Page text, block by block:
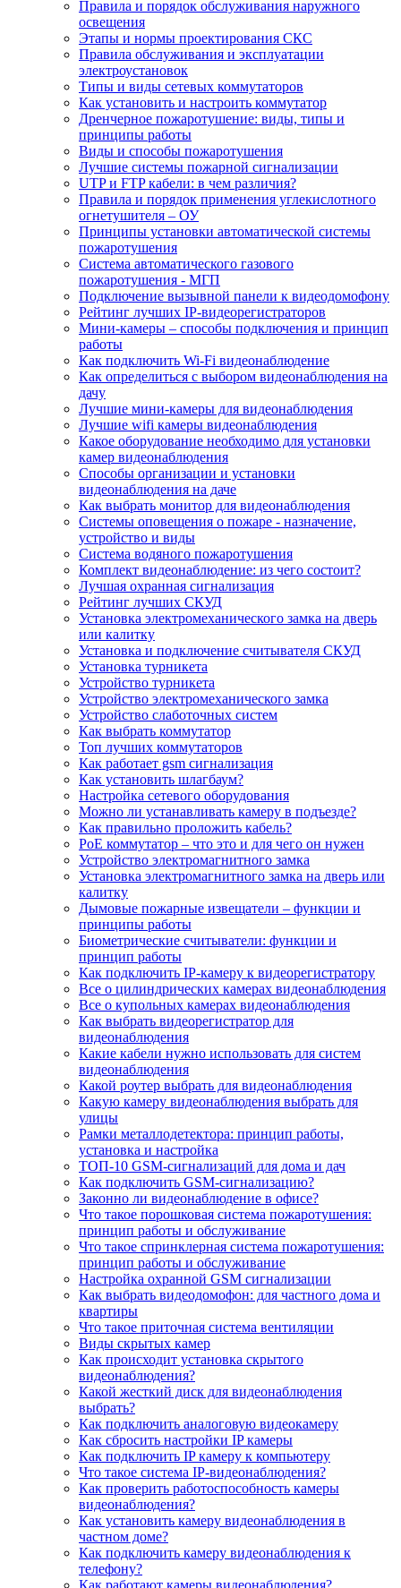
Правила и порядок обслуживания наружного
освещения
Этапы и нормы проектирования СКС
Правила обслуживания и эксплуатации
электроустановок
Типы и виды сетевых коммутаторов
Как установить и настроить коммутатор
Дренчерное пожаротушение: виды, типы и
принципы работы
Виды и способы пожаротушения
Лучшие системы пожарной сигнализации
UTP и FTP кабели: в чем различия?
Правила и порядок применения углекислотного
огнетушителя – ОУ
Принципы установки автоматической системы
пожаротушения
Система автоматического газового
пожаротушения - МГП
Подключение вызывной панели к видеодомофону
Рейтинг лучших IP-видеорегистраторов
Мини-камеры – способы подключения и принцип
работы
Как подключить Wi-Fi видеонаблюдение
Как определиться с выбором видеонаблюдения на
дачу
Лучшие мини-камеры для видеонаблюдения
Лучшие wifi камеры видеонаблюдения
Какое оборудование необходимо для установки
камер видеонаблюдения
Способы организации и установки
видеонаблюдения на даче
Как выбрать монитор для видеонаблюдения
Системы оповещения о пожаре - назначение,
устройство и виды
Система водяного пожаротушения
Комплект видеонаблюдение: из чего состоит?
Лучшая охранная сигнализация
Рейтинг лучших СКУД
Установка электромеханического замка на дверь
или калитку
Установка и подключение считывателя СКУД
Установка турникета
Устройство турникета
Устройство электромеханического замка
Устройство слаботочных систем
Как выбрать коммутатор
Топ лучших коммутаторов
Как работает gsm сигнализация
Как установить шлагбаум?
Настройка сетевого оборудования
Можно ли устанавливать камеру в подъезде?
Как правильно проложить кабель?
PoE коммутатор – что это и для чего он нужен
Устройство электромагнитного замка
Установка электромагнитного замка на дверь или
калитку
Дымовые пожарные извещатели – функции и
принципы работы
Биометрические считыватели: функции и
принцип работы
Как подключить IP-камеру к видеорегистратору
Все о цилиндрических камерах видеонаблюдения
Все о купольных камерах видеонаблюдения
Как выбрать видеорегистратор для
видеонаблюдения
Какие кабели нужно использовать для систем
видеонаблюдения
Какой роутер выбрать для видеонаблюдения
Какую камеру видеонаблюдения выбрать для
улицы
Рамки металлодетектора: принцип работы,
установка и настройка
ТОП-10 GSM-сигнализаций для дома и дач
Как подключить GSM-сигнализацию?
Законно ли видеонаблюдение в офисе?
Что такое порошковая система пожаротушения:
принцип работы и обслуживание
Что такое спринклерная система пожаротушения:
принцип работы и обслуживание
Настройка охранной GSM сигнализации
Как выбрать видеодомофон: для частного дома и
квартиры
Что такое приточная система вентиляции
Виды скрытых камер
Как происходит установка скрытого
видеонаблюдения?
Какой жесткий диск для видеонаблюдения
выбрать?
Как подключить аналоговую видеокамеру
Как сбросить настройки IP камеры
Как подключить IP камеру к компьютеру
Что такое система IP-видеонаблюдения?
Как проверить работоспособность камеры
видеонаблюдения?
Как установить камеру видеонаблюдения в
частном доме?
Как подключить камеру видеонаблюдения к
телефону?
Как работают камеры видеонаблюдения?